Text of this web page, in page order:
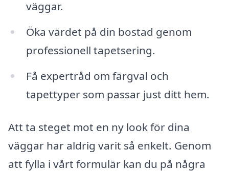
väggar.
Öka värdet på din bostad genom
professionell tapetsering.
Få expertråd om färgval och
tapettyper som passar just ditt hem.
Att ta steget mot en ny look för dina
väggar har aldrig varit så enkelt. Genom
att fylla i vårt formulär kan du på några